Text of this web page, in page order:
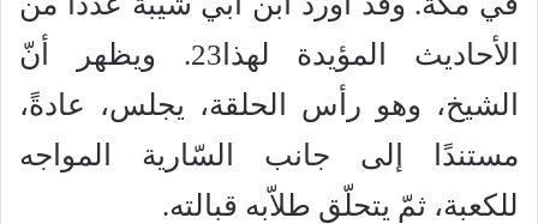
الأحاديث المؤيدة لهذا23. ويظهر أنّ
الشيخ، وهو رأس الحلقة، يجلس، عادةً،
مستندًا إلى جانب السّارية المواجه
للكعبة، ثمّ يتحلّق طلاّبه قبالته.